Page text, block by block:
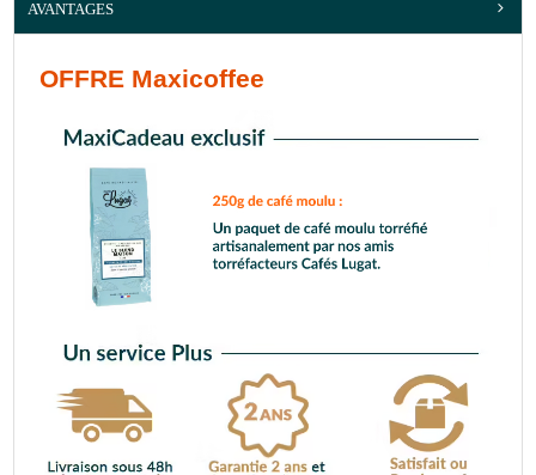
AVANTAGES
OFFRE Maxicoffee